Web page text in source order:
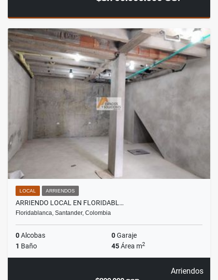
LOCAL ARRIENDOS
ARRIENDO LOCAL EN FLORIDABL…
Floridablanca, Santander, Colombia
0Alcobas 0Garaje
1 Baño 45Área m2
Arriendos